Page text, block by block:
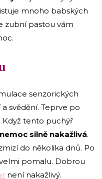
mnoho babských
zubní pastou vám
senzorických
svědění. Teprve po
Když tento puchýř
silně nakažlivá.
do několika dnů. Po
pomalu. Dobrou
není nakažlivý.